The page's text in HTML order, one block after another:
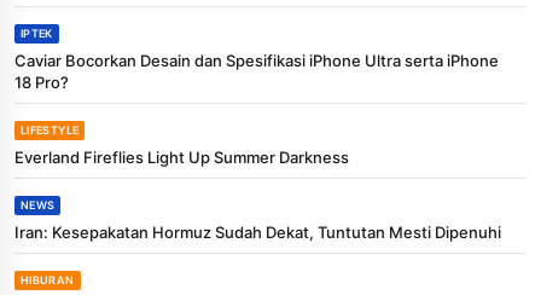
IPTEK
Caviar Bocorkan Desain dan Spesifikasi iPhone Ultra serta iPhone
18 Pro?
LIFESTYLE
Everland Fireflies Light Up Summer Darkness
NEWS
Iran: Kesepakatan Hormuz Sudah Dekat, Tuntutan Mesti Dipenuhi
HIBURAN